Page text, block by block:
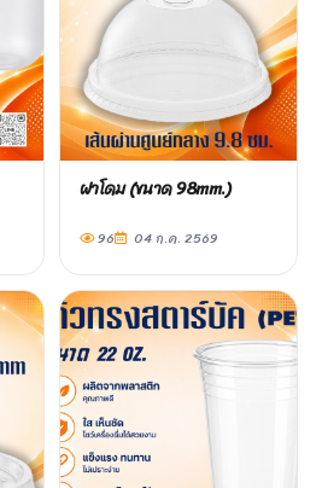
ฝาโดม (ขนาด 98mm.)
96 04 ก.ค. 2569